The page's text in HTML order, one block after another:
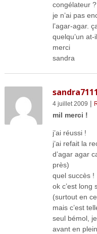
congélateur ?
je n’ai pas
l’agar-agar.
quelqu’un
merci
sandra
4 juillet 2009 |
mil merci !
j’ai réussi !
j’ai refait la
d’agar agar
près)
quel succès !
ok c’est long
(surtout en
mais c’est
seul bémol,
avant en